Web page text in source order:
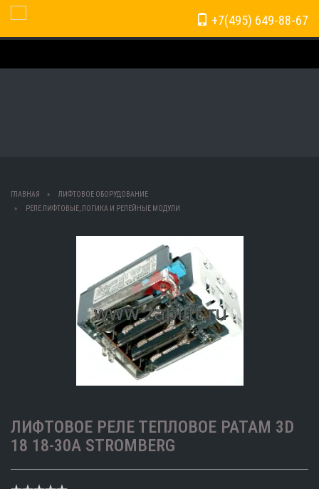
+7(495) 649-88-67
Toggle Navigation
ГЛАВНАЯ
ЛИФТОВОЕ ОБОРУДОВАНИЕ
РЕЛЕ ЛИФТОВЫЕ, ЛОГИКА И РЕЛЕЙНЫЕ МОДУЛИ
ЛИФТОВОЕ РЕЛЕ ТЕПЛОВОЕ PATAM 3D
18 18-30A STROMBERG